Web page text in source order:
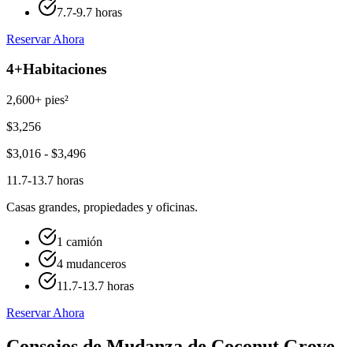
7.7-9.7 horas
Reservar Ahora
4+Habitaciones
2,600+ pies²
$3,256
$3,016 - $3,496
11.7-13.7 horas
Casas grandes, propiedades y oficinas.
1 camión
4 mudanceros
11.7-13.7 horas
Reservar Ahora